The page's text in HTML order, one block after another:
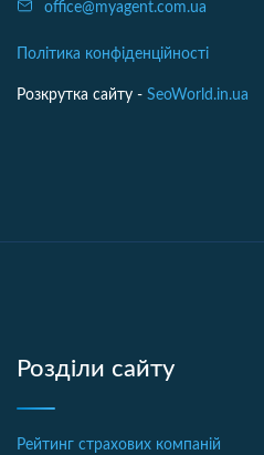
office@myagent.com.ua
Політика конфіденційності
Розкрутка сайту - SeoWorld.in.ua
Розділи сайту
Рейтинг страхових компаній